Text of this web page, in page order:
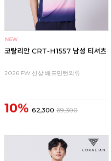
코랄리안 CRT-H1557 남성 티셔츠
2026 FW 신상 배드민턴의류
10% 62,300 69,300